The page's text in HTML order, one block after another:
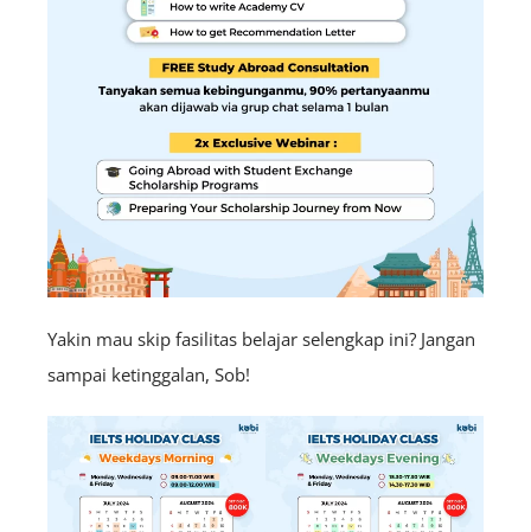
Yakin mau skip fasilitas belajar selengkap ini? Jangan
sampai ketinggalan, Sob!